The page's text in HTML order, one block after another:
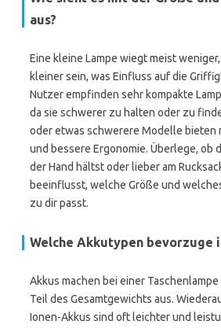
aus?
Eine kleine Lampe wiegt meist
kleiner sein, was Einfluss auf die
Nutzer empfinden sehr kompakte
da sie schwerer zu halten oder zu
oder etwas schwerere Modelle bieten
und bessere Ergonomie. Überlege, ob
der Hand hältst oder lieber am
beeinflusst, welche Größe und
zu dir passt.
Welche Akkutypen bevorzuge
Akkus machen bei einer
Teil des Gesamtgewichts aus.
Ionen-Akkus sind oft leichter und